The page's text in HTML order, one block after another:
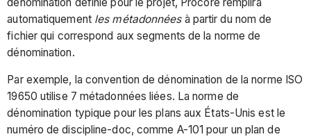
automatiquement les métadonnéesà partir du nom de
fichier qui correspond aux segments de la norme de
dénomination.
Par exemple, la convention de dénomination de la norme ISO
19650 utilise 7 métadonnées liées. La norme de
dénomination typique pour les plans aux États-Unis est le
numéro de discipline-doc, comme A-101 pour un plan de